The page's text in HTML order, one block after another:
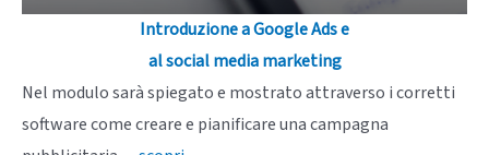
Introduzione a Google Ads e
al social media marketing
Nel modulo sarà spiegato e mostrato attraverso i corretti
software come creare e pianificare una campagna